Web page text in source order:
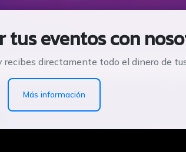
tus eventos con
directamente todo el dinero de
Más información